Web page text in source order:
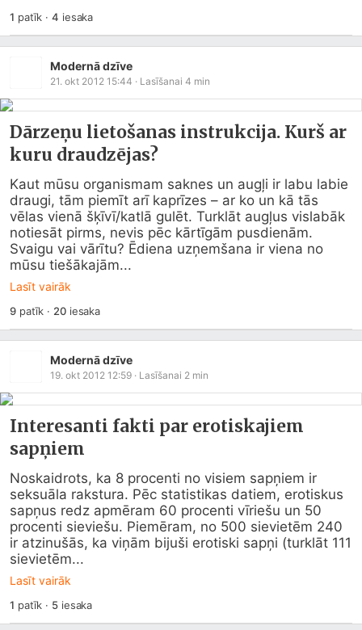
1 patīk ·4 iesaka
Modernā dzīve
21. okt 2012 15:44 · Lasīšanai 4 min
Dārzeņu lietošanas instrukcija. Kurš ar
kuru draudzējas?
Kaut mūsu organismam saknes un augļi ir labu labie
draugi, tām piemīt arī kaprīzes – ar ko un kā tās
vēlas vienā šķīvī/katlā gulēt. Turklāt augļus vislabāk
notiesāt pirms, nevis pēc kārtīgām pusdienām.
Svaigu vai vārītu? Ēdiena uzņemšana ir viena no
mūsu tiešākajām...
Lasīt vairāk
9patīk · 20iesaka
Modernā dzīve
19. okt 2012 12:59 · Lasīšanai 2 min
Interesanti fakti par erotiskajiem
sapņiem
Noskaidrots, ka 8 procenti no visiem sapņiem ir
seksuāla rakstura. Pēc statistikas datiem, erotiskus
sapņus redz apmēram 60 procenti vīriešu un 50
procenti sieviešu. Piemēram, no 500 sievietēm 240
ir atzinušās, ka viņām bijuši erotiski sapņi (turklāt 111
sievietēm...
Lasīt vairāk
1 patīk · 5iesaka